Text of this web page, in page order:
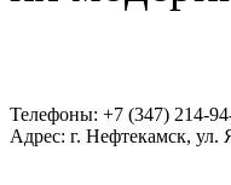
Телефоны: +7 (347) 214-
Адрес: г. Нефтекамск, ул.